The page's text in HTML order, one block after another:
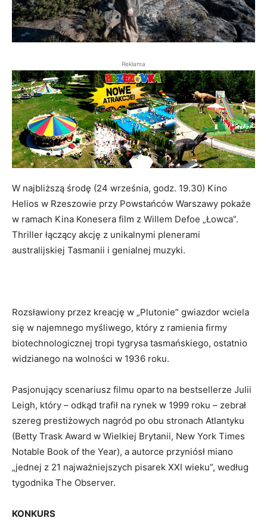
Reklama
W najbliższą środę (24 września, godz. 19.30) Kino
Helios w Rzeszowie przy Powstańców Warszawy pokaże
w ramach Kina Konesera film z Willem Defoe „Łowca”.
Thriller łączący akcję z unikalnymi plenerami
australijskiej Tasmanii i genialnej muzyki.
Rozsławiony przez kreację w „Plutonie” gwiazdor wciela
się w najemnego myśliwego, który z ramienia firmy
biotechnologicznej tropi tygrysa tasmańskiego, ostatnio
widzianego na wolności w 1936 roku.
Pasjonujący scenariusz filmu oparto na bestsellerze Julii
Leigh, który – odkąd trafił na rynek w 1999 roku – zebrał
szereg prestiżowych nagród po obu stronach Atlantyku
(Betty Trask Award w Wielkiej Brytanii, New York Times
Notable Book of the Year), a autorce przyniósł miano
„jednej z 21 najważniejszych pisarek XXI wieku”, według
tygodnika The Observer.
KONKURS